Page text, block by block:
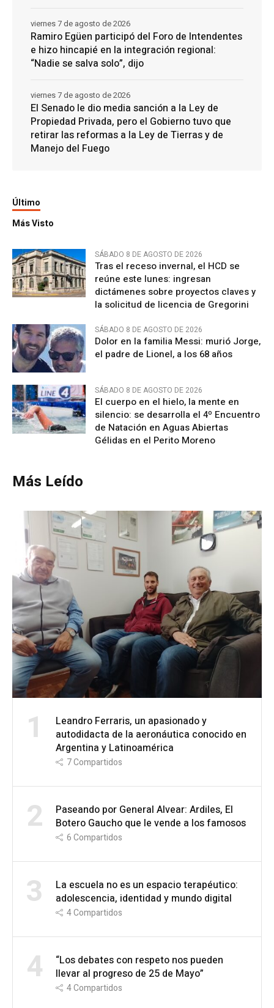
Ramiro Egüen participó del Foro de Intendentes
e hizo hincapié en la integración regional:
“Nadie se salva solo”, dijo
viernes 7 de agosto de 2026
El Senado le dio media sanción a la Ley de
Propiedad Privada, pero el Gobierno tuvo que
retirar las reformas a la Ley de Tierras y de
Manejo del Fuego
viernes 7 de agosto de 2026
Último
Más Visto
SÁBADO 8 DE AGOSTO DE 2026
Tras el receso invernal, el HCD se
reúne este lunes: ingresan
dictámenes sobre proyectos claves y
la solicitud de licencia de Gregorini
SÁBADO 8 DE AGOSTO DE 2026
Dolor en la familia Messi: murió Jorge,
el padre de Lionel, a los 68 años
SÁBADO 8 DE AGOSTO DE 2026
El cuerpo en el hielo, la mente en
silencio: se desarrolla el 4º Encuentro
de Natación en Aguas Abiertas
Gélidas en el Perito Moreno
Más Leído
1
Leandro Ferraris, un apasionado y
autodidacta de la aeronáutica conocido en
Argentina y Latinoamérica
7Compartidos
2
Paseando por General Alvear: Ardiles, El
Botero Gaucho que le vende a los famosos
6Compartidos
3
La escuela no es un espacio terapéutico:
adolescencia, identidad y mundo digital
4Compartidos
4
“Los debates con respeto nos pueden
llevar al progreso de 25 de Mayo”
4Compartidos